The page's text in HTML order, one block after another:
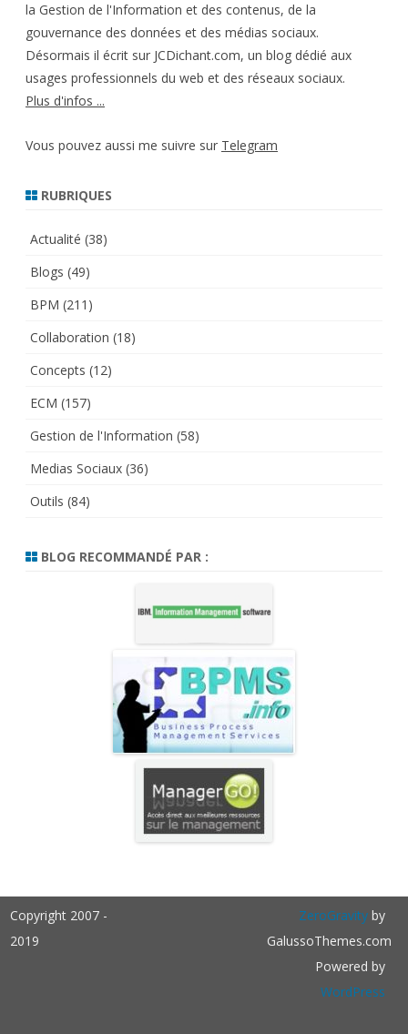
la Gestion de l'Information et des contenus, de la
gouvernance des données et des médias sociaux.
Désormais il écrit sur JCDichant.com, un blog dédié aux
usages professionnels du web et des réseaux sociaux.
Plus d'infos ...
Vous pouvez aussi me suivre sur Telegram
RUBRIQUES
Actualité (38)
Blogs (49)
BPM (211)
Collaboration (18)
Concepts (12)
ECM (157)
Gestion de l'Information (58)
Medias Sociaux (36)
Outils (84)
BLOG RECOMMANDÉ PAR :
Copyright 2007 -
2019
ZeroGravityby
GalussoThemes.com
Powered by
WordPress